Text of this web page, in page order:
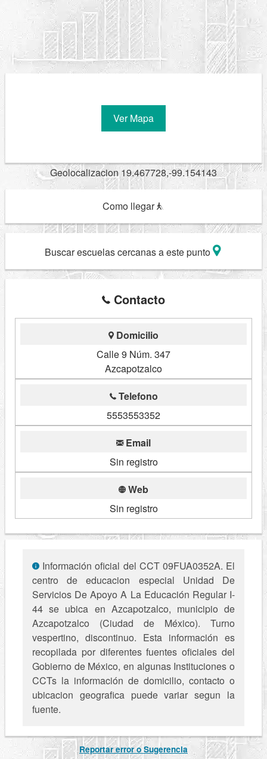
Ver Mapa
Geolocalizacion 19.467728,-99.154143
Como llegar
Buscar escuelas cercanas a este punto
Contacto
Domicilio
Calle 9 Núm. 347
Azcapotzalco
Telefono
5553553352
Email
Sin registro
Web
Sin registro
Información oficial del CCT 09FUA0352A. El
centro de educacion especial Unidad De
Servicios De Apoyo A La Educación Regular I-
44 se ubica en Azcapotzalco, municipio de
Azcapotzalco (Ciudad de México). Turno
vespertino, discontinuo. Esta información es
recopilada por diferentes fuentes oficiales del
Gobierno de México, en algunas Instituciones o
CCTs la información de domicilio, contacto o
ubicacion geografica puede variar segun la
fuente.
Reportar error o Sugerencia